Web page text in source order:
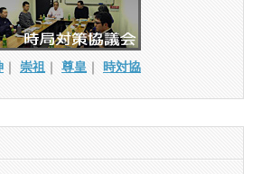
｜ 崇祖 ｜ 尊皇 ｜ 時対協